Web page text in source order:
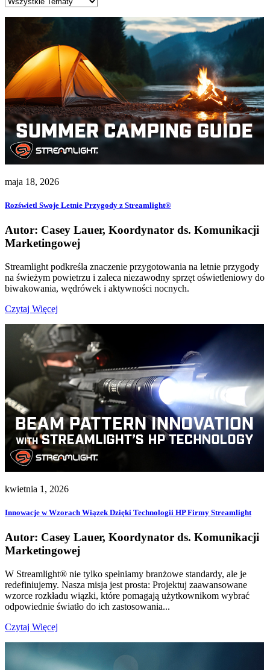
maja 18, 2026
Rozświetl Swoje Letnie Przygody z Streamlight®
Autor: Casey Lauer, Koordynator ds. Komunikacji
Marketingowej
Streamlight podkreśla znaczenie przygotowania na letnie przygody
na świeżym powietrzu i zaleca niezawodny sprzęt oświetleniowy do
biwakowania, wędrówek i aktywności nocnych.
Czytaj Więcej
kwietnia 1, 2026
Innowacje w Wzorach Wiązek Dzięki Technologii HP Firmy Streamlight
Autor: Casey Lauer, Koordynator ds. Komunikacji
Marketingowej
W Streamlight® nie tylko spełniamy branżowe standardy, ale je
redefiniujemy. Nasza misja jest prosta: Projektuj zaawansowane
wzorce rozkładu wiązki, które pomagają użytkownikom wybrać
odpowiednie światło do ich zastosowania...
Czytaj Więcej